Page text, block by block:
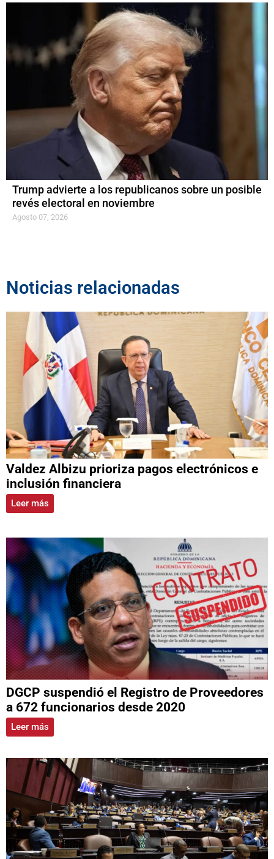
Trump advierte a los republicanos sobre un posible
revés electoral en noviembre
Agosto 07, 2026
Noticias relacionadas
Valdez Albizu prioriza pagos electrónicos e
inclusión financiera
Leer más
DGCP suspendió el Registro de Proveedores
a 672 funcionarios desde 2020
Leer más